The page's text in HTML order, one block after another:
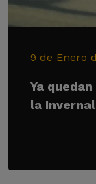
9 de Enero
Ya
la